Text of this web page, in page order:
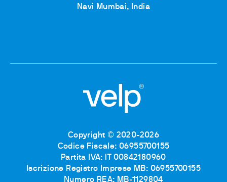
Navi Mumbai, India
Copyright © 2020-2026
Codice Fiscale: 06955700155
Partita IVA: IT 00842180960
Iscrizione Registro Imprese MB: 06955700155
Numero REA: MB-1129804